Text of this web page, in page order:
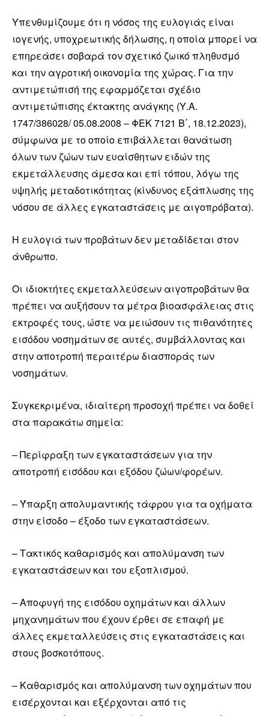
Υπενθυμίζουμε ότι η νόσος της ευλογιάς είναι
ιογενής, υποχρεωτικής δήλωσης, η οποία μπορεί να
επηρεάσει σοβαρά τον σχετικό ζωικό πληθυσμό
και την αγροτική οικονομία της χώρας. Για την
αντιμετώπισή της εφαρμόζεται σχέδιο
αντιμετώπισης έκτακτης ανάγκης (Υ.Α.
1747/386028/ 05.08.2008 – ΦΕΚ 7121 Β΄, 18.12.2023),
σύμφωνα με το οποίο επιβάλλεται θανάτωση
όλων των ζώων των ευαίσθητων ειδών της
εκμετάλλευσης άμεσα και επί τόπου, λόγω της
υψηλής μεταδοτικότητας (κίνδυνος εξάπλωσης της
νόσου σε άλλες εγκαταστάσεις με αιγοπρόβατα).
Η ευλογιά των προβάτων δεν μεταδίδεται στον
άνθρωπο.
Οι ιδιοκτήτες εκμεταλλεύσεων αιγοπροβάτων θα
πρέπει να αυξήσουν τα μέτρα βιοασφάλειας στις
εκτροφές τους, ώστε να μειώσουν τις πιθανότητες
εισόδου νοσημάτων σε αυτές, συμβάλλοντας και
στην αποτροπή περαιτέρω διασποράς των
νοσημάτων.
Συγκεκριμένα, ιδιαίτερη προσοχή πρέπει να δοθεί
στα παρακάτω σημεία:
– Περίφραξη των εγκαταστάσεων για την
αποτροπή εισόδου και εξόδου ζώων/φορέων.
– Ύπαρξη απολυμαντικής τάφρου για τα οχήματα
στην είσοδο – έξοδο των εγκαταστάσεων.
– Τακτικός καθαρισμός και απολύμανση των
εγκαταστάσεων και του εξοπλισμού.
– Αποφυγή της εισόδου οχημάτων και άλλων
μηχανημάτων που έχουν έρθει σε επαφή με
άλλες εκμεταλλεύσεις στις εγκαταστάσεις και
στους βοσκοτόπους.
– Καθαρισμός και απολύμανση των οχημάτων που
εισέρχονται και εξέρχονται από τις